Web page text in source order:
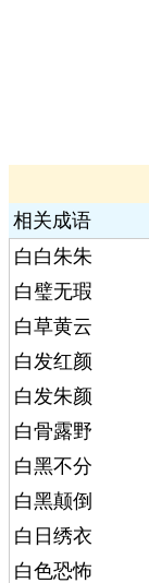
相关成语
白白朱朱
白璧无瑕
白草黄云
白发红颜
白发朱颜
白骨露野
白黑不分
白黑颠倒
白日绣衣
白色恐怖